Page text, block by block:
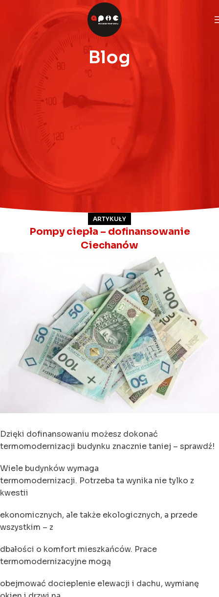
Blog
ARTYKUŁY
Pompy ciepła – dofinansowanie
Ciechanów
Dzięki dofinansowaniu możesz dokonać
termomodernizacji budynku znacznie taniej – sprawdź!
Wiele budynków wymaga
termomodernizacji. Potrzeba ta wynika nie tylko z
kwestii
ekonomicznych, ale także ekologicznych, a przede
wszystkim – z
dbałości o komfort mieszkańców. Prace
termomodernizacyjne mogą
obejmować docieplenie elewacji i dachu, wymianę